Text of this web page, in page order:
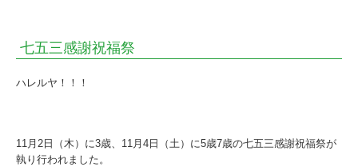
ル
ど
七五三感謝祝福祭
ハレルヤ！！！
11月2日（木）に3歳、11月4日（土）に5歳7歳の七五三感謝祝福祭が
執り行われました。